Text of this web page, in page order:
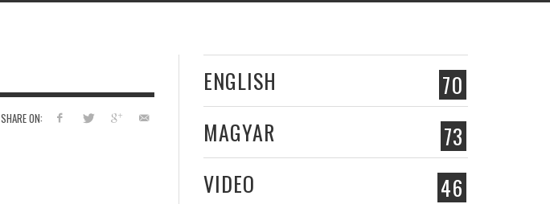
SHARE ON:
70
ENGLISH
73
MAGYAR
46
VIDEO